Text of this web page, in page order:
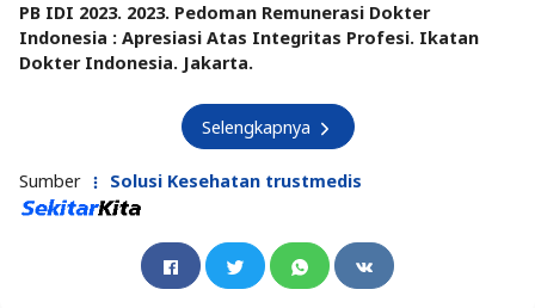
PB IDI 2023. 2023. Pedoman Remunerasi Dokter
Indonesia : Apresiasi Atas Integritas Profesi. Ikatan
Dokter Indonesia. Jakarta.
Selengkapnya
Sumber Solusi Kesehatan trustmedis